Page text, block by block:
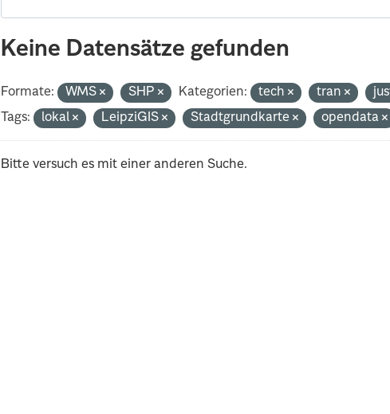
Keine Datensätze gefunden
Formate: WMS SHP Kategorien: tech tran
Tags:
lokal LeipziGIS Stadtgrundkarte opendata
Bitte versuch es mit einer anderen Suche.